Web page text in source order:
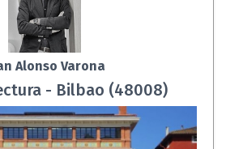
Alonso Varona
- Bilbao (48008)